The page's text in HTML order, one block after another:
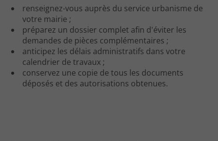
renseignez-vous auprès du service urbanisme de
votre mairie ;
préparez un dossier complet afin d'éviter les
demandes de pièces complémentaires ;
anticipez les délais administratifs dans votre
calendrier de travaux ;
conservez une copie de tous les documents
déposés et des autorisations obtenues.